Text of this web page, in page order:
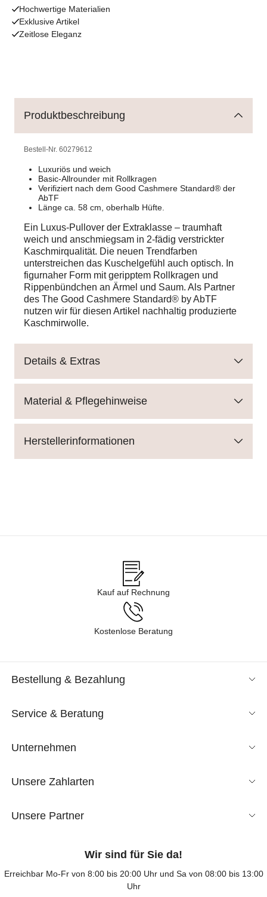
Hochwertige Materialien
Exklusive Artikel
Zeitlose Eleganz
Produktbeschreibung
Bestell-Nr. 60279612
Luxuriös und weich
Basic-Allrounder mit Rollkragen
Verifiziert nach dem Good Cashmere Standard® der
AbTF
Länge ca. 58 cm, oberhalb Hüfte.
Ein Luxus-Pullover der Extraklasse – traumhaft
weich und anschmiegsam in 2-fädig verstrickter
Kaschmirqualität. Die neuen Trendfarben
unterstreichen das Kuschelgefühl auch optisch. In
figurnaher Form mit geripptem Rollkragen und
Rippenbündchen an Ärmel und Saum. Als Partner
des The Good Cashmere Standard® by AbTF
nutzen wir für diesen Artikel nachhaltig produzierte
Kaschmirwolle.
Details & Extras
Material & Pflegehinweise
Herstellerinformationen
Kauf auf Rechnung
Kostenlose Beratung
Bestellung & Bezahlung
Service & Beratung
Unternehmen
Unsere Zahlarten
Unsere Partner
Wir sind für Sie da!
Erreichbar Mo-Fr von 8:00 bis 20:00 Uhr und Sa von 08:00 bis 13:00
Uhr